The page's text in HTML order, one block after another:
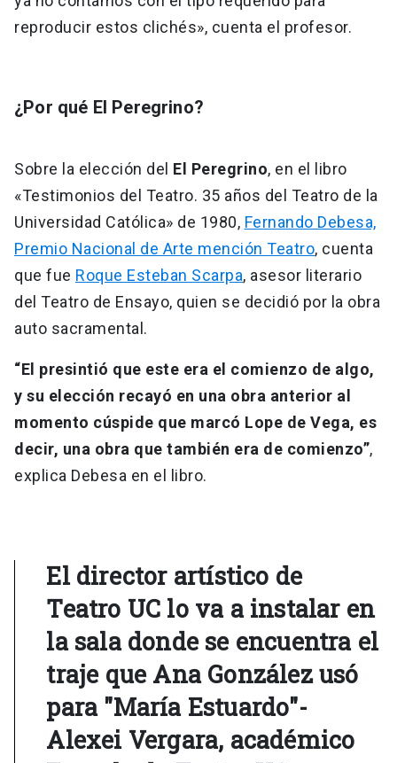
reproducir estos clichés», cuenta el profesor.
¿Por qué El Peregrino?
Sobre la elección del El Peregrino, en el libro
«Testimonios del Teatro. 35 años del Teatro de la
Universidad Católica» de 1980, Fernando Debesa,
Premio Nacional de Arte mención Teatro, cuenta
que fue Roque Esteban Scarpa, asesor literario
del Teatro de Ensayo, quien se decidió por la obra
auto sacramental.
“El presintió que este era el comienzo de algo,
y su elección recayó en una obra anterior al
momento cúspide que marcó Lope de Vega, es
decir, una obra que también era de comienzo”,
explica Debesa en el libro.
El director artístico de
Teatro UC lo va a instalar en
la sala donde se encuentra el
traje que Ana González usó
para "María Estuardo"-
Alexei Vergara, académico